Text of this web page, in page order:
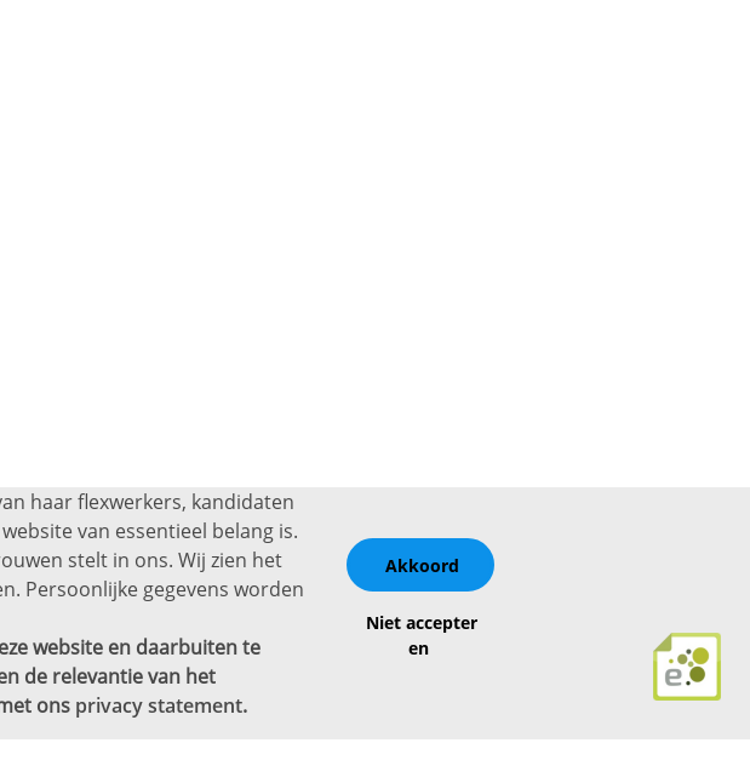
haar flexwerkers, kandidaten
van essentieel belang is.
stelt in ons. Wij zien het
Persoonlijke gegevens worden
website en daarbuiten te
de relevantie van het
ons privacy statement.
Akkoord
Niet accepter
en